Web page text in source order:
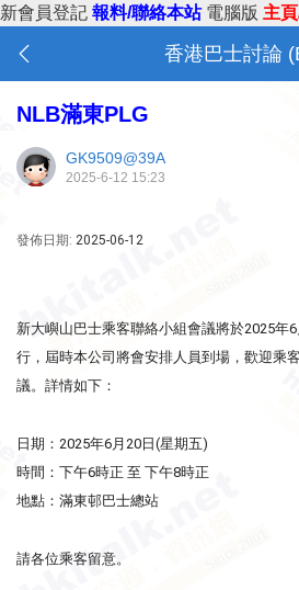
新會員登記 報料/聯絡本站 電腦版 主
香港巴士討論
NLB滿東PLG
GK9509@39A
2025-6-12 15:23
發佈日期: 2025-06-12
新大嶼山巴士乘客聯絡小組會議將於2025年
行，屆時本公司將會安排人員到場，歡迎乘
議。詳情如下：
日期：2025年6月20日(星期五)
時間：下午6時正 至 下午8時正
地點：滿東邨巴士總站
請各位乘客留意。